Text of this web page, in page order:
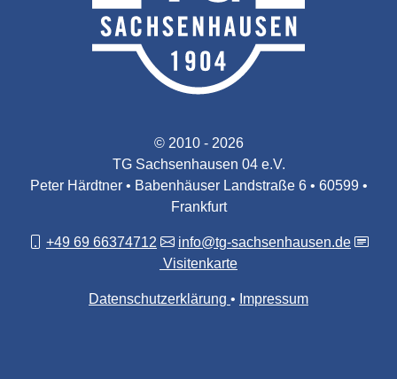
© 2010 - 2026
TG Sachsenhausen 04 e.V.
Peter Härdtner • Babenhäuser Landstraße 6 • 60599 •
Frankfurt
+49 69 66374712
info@tg-sachsenhausen.de
Visitenkarte
Datenschutzerklärung Impressum